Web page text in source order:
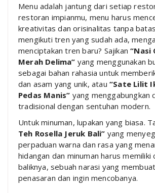
Menu adalah jantung dari setiap
restoran impianmu, menu harus
kreativitas dan orisinalitas tanpa
mengikuti tren yang sudah ada,
menciptakan tren baru? Sajikan“Nasi
Merah Delima” yang menggunakan
sebagai bahan rahasia untuk
dan asam yang unik, atau “Sate Lilit
Pedas Manis” yang menggabungkan
tradisional dengan sentuhan modern.
Untuk minuman, lupakan yang biasa.
Teh Rosella Jeruk Bali” yang
perpaduan warna dan rasa yang
hidangan dan minuman harus memiliki
baliknya, sebuah narasi yang
penasaran dan ingin mencobanya.